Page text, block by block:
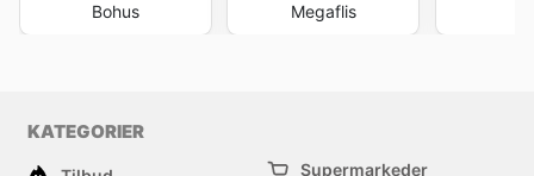
Bohus Megaflis
KATEGORIER
Supermarkeder